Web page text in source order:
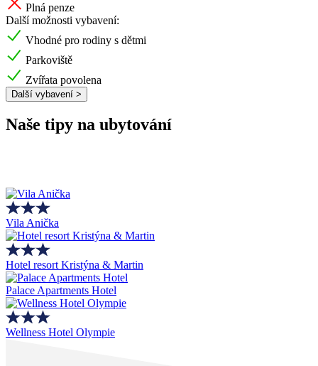
Plná penze
Další možnosti vybavení:
Vhodné pro rodiny s dětmi
Parkoviště
Zvířata povolena
Další vybavení >
Naše tipy na ubytování
Vila Anička
Hotel resort Kristýna & Martin
Palace Apartments Hotel
Wellness Hotel Olympie